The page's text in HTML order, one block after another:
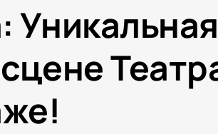
Уникальная